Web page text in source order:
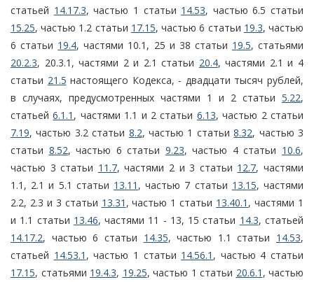
статьей 14.17.3, частью 1 статьи 14.53, частью 6.5 статьи
15.25, частью 1.2 статьи 17.15, частью 6 статьи 19.3, частью
6 статьи 19.4, частями 10.1, 25 и 38 статьи 19.5, статьями
20.2.3, 20.3.1, частями 2 и 2.1 статьи 20.4, частями 2.1 и 4
статьи 21.5 настоящего Кодекса, - двадцати тысяч рублей,
в случаях, предусмотренных частями 1 и 2 статьи 5.22,
статьей6.1.1 , частями 1.1 и 2 статьи 6.13, частью 2 статьи
7.19, частью 3.2 статьи 8.2, частью 1 статьи8.32, частью 3
статьи 8.52, частью 6 статьи 9.23, частью 4 статьи 10.6,
частью 3 статьи 11.7, частями 2 и 3 статьи 12.7, частями
1.1, 2.1 и 5.1 статьи 13.11 , частью 7 статьи 13.15, частями
2.2, 2.3 и 3 статьи 13.31 , частью 1 статьи 13.40.1 , частями 1
и 1.1 статьи 13.46, частями 11 - 13, 15 статьи 14.3, статьей
14.17.2, частью 6 статьи 14.35, частью 1.1 статьи 14.53,
статьей 14.53.1 , частью 1 статьи 14.56.1 , частью 4 статьи
17.15, статьями 19.4.3, 19.25, частью 1 статьи 20.6.1 , частью